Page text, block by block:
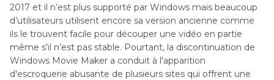
2017 et il n’est plus supporté par Windows mais beaucoup
d’utilisateurs utilisent encore sa version ancienne comme
ils le trouvent facile pour découper une vidéo en partie
même s’il n’est pas stable. Pourtant, la discontinuation de
Windows Movie Maker a conduit à l'apparition
d'escroquerie abusante de plusieurs sites qui offrent une